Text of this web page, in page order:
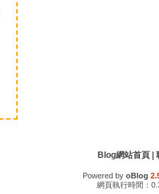
Blog網站首頁|
Powered by oBlog
網頁執行時間：